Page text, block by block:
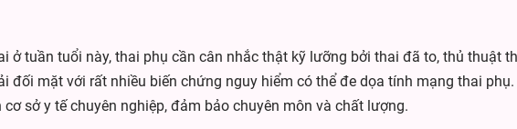
ở tuần tuổi này, thai phụ cần cân nhắc thật kỹ lưỡng bởi thai đã to, thủ thuật
đối mặt với rất nhiều biến chứng nguy hiểm có thể đe dọa tính mạng thai
sở y tế chuyên nghiệp, đảm bảo chuyên môn và chất lượng.